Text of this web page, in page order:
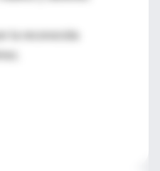
la reconocida